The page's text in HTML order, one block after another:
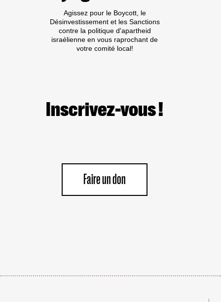
Agissez pour le Boycott, le
Désinvestissement et les Sanctions
contre la politique d'apartheid
israélienne en vous raprochant de
votre comité local!
Inscrivez-vous !
Faire un don